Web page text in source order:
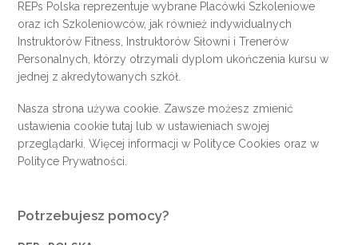
REPs Polska reprezentuje wybrane Placówki Szkoleniowe
oraz ich Szkoleniowców, jak również indywidualnych
Instruktorów Fitness, Instruktorów Siłowni i Trenerów
Personalnych, którzy otrzymali dyplom ukończenia kursu w
jednej z akredytowanych szkół.
Nasza strona używa cookie. Zawsze możesz zmienić
ustawienia cookietutaj lub w ustawieniach swojej
przeglądarki. Więcej informacji w Polityce Cookies oraz w
Polityce Prywatności.
Potrzebujesz pomocy?